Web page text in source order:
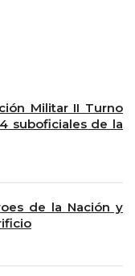
Militar II Turno
suboficiales de la
de la Nación y